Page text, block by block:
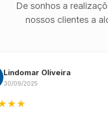
De sonhos a
nossos clientes a
Oliveira
2025
★